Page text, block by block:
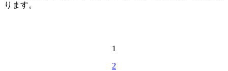
ります。
1
2